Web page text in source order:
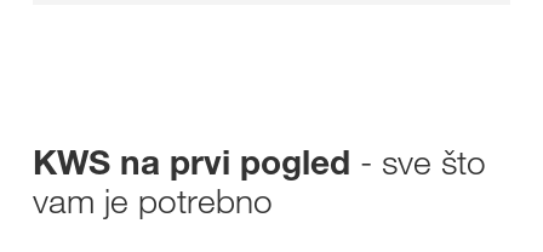
KWS na prvi pogled - sve što
vam je potrebno